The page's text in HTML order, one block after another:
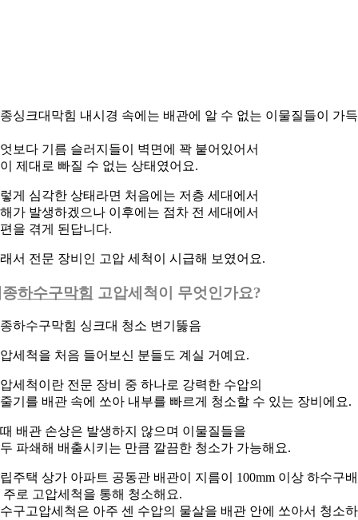
싱크대막힘 내시경 속에는 배관에 알 수 없는 이물질들이 가
보다 기름 슬러지들이 벽면에 꽉 붙어있어서
제대로 빠질 수 없는 상태였어요.
게 심각한 상태라면 처음에는 저층 세대에서
가 발생하겠으나 이후에는 점차 전 세대에서
을 겪게 된답니다.
서 전문 장비인 고압 세척이 시급해 보였어요.
하수구막힘 고압세척이 무엇인가요?
하수구막힘 싱크대 청소 변기뚫음
세척을 처음 들어보신 분들도 계실 거예요.
세척이란 전문 장비 중 하나로 강력한 수압의
기를 배관 속에 쏘아 내부를 빠르게 청소할 수 있는 장비에요.
배관 손상은 발생하지 않으며 이물질들을
파쇄해 배출시키는 만큼 깔끔한 청소가 가능해요.
주택 상가 아파트 공동관 배관이 지름이 100mm 이상 하수구
주로 고압세척을 통해 청소해요.
구고압세척은 아주 센 수압의 물살을 배관 안에 쏘아서 청소